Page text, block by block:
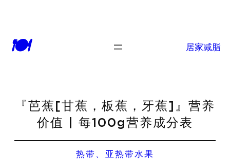
🍽 居家减脂
『芭蕉[甘蕉，板蕉，牙蕉]』营养
价值 | 每100g营养成分表
热带、亚热带水果